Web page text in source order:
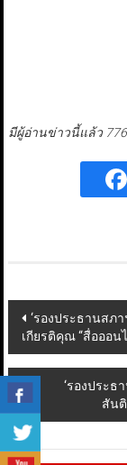
มีผู้อ่านข่าวนี้แล้ว
Post
navigation
‘รองประธานสภ
เกียรติคุณ “สื่อออน
‘รองประธ
สัน